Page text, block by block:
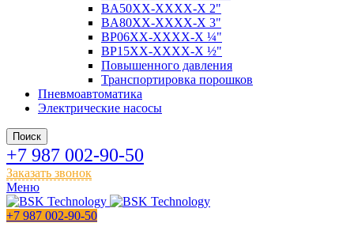
BA50XX-XXXX-X 2"
BA80XX-XXXX-X 3"
BP06XX-XXXX-X ¼"
BP15XX-XXXX-X ½"
Повышенного давления
Транспортировка порошков
Пневмоавтоматика
Электрические насосы
Поиск
+7 987 002-90-50
Заказать звонок
Меню
+7 987 002-90-50